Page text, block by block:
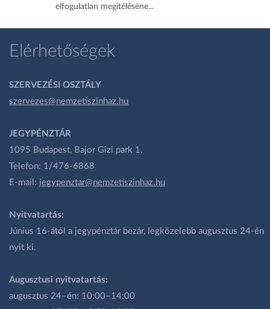
elfogulatlan megítéléséne...
Elérhetőségek
SZERVEZÉSI OSZTÁLY
szervezes@nemzetiszinhaz.hu
JEGYPÉNZTÁR
1095 Budapest, Bajor Gizi park 1.
Telefon: 1/476-6868
E-mail: jegypenztar@nemzetiszinhaz.hu
Nyitvatartás:
Június 16-ától a jegypénztár bezár, legközelebb augusztus 24-én
nyit ki.
Augusztusi nyitvatartás:
augusztus 24–én: 10:00–14:00